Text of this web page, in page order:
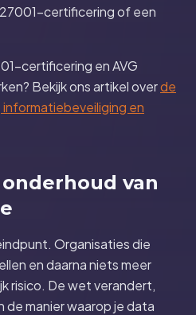
certificering of een
certificering en AVG
Bekijk ons artikel overde
en
van
Organisaties die
en daarna niets meer
risico. De wet verandert,
manier waarop je data